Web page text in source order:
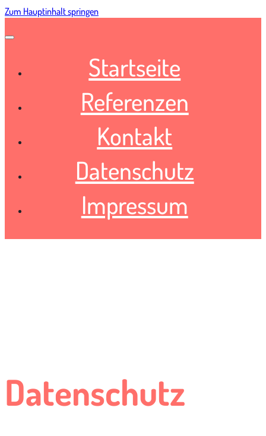
Zum Hauptinhalt springen
Startseite
Referenzen
Kontakt
Datenschutz
Impressum
Datenschutz